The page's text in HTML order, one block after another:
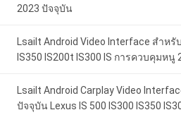
2023 ปัจจุบัน
Lsailt Android Video Interface สําหรั
IS350 IS200t IS300 IS การควบคุมหนู
Lsailt Android Carplay Video
ปัจจุบัน Lexus IS 500 IS300 IS350